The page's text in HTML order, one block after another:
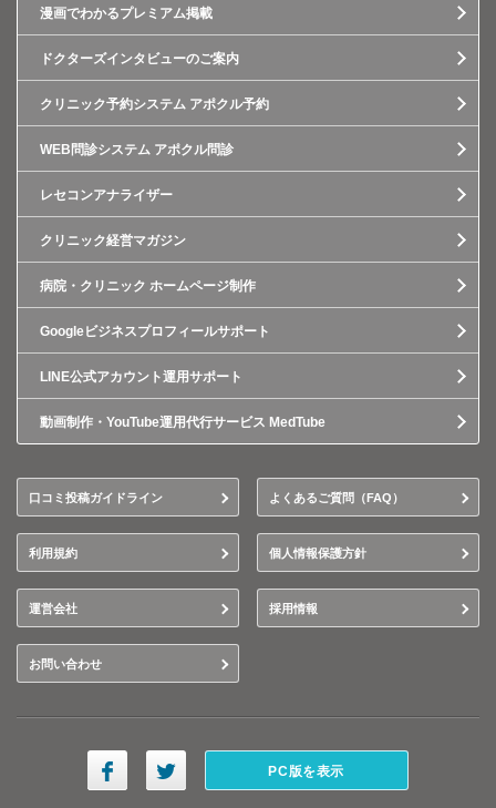
漫画でわかるプレミアム掲載
ドクターズインタビューのご案内
クリニック予約システム アポクル予約
WEB問診システム アポクル問診
レセコンアナライザー
クリニック経営マガジン
病院・クリニック ホームページ制作
Googleビジネスプロフィールサポート
LINE公式アカウント運用サポート
動画制作・YouTube運用代行サービス MedTube
口コミ投稿ガイドライン よくあるご質問（FAQ）
利用規約 個人情報保護方針
運営会社 採用情報
お問い合わせ
PC版を表示